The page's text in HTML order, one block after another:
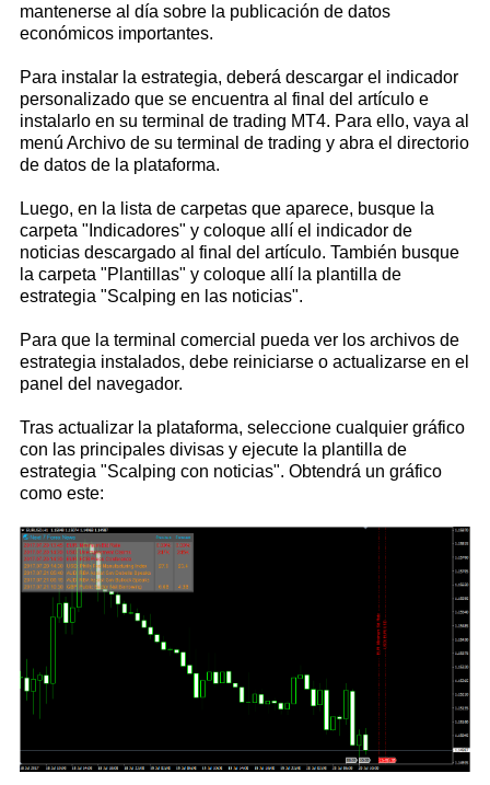
mantenerse al día sobre la publicación de datos
económicos importantes.
Para instalar la estrategia, deberá descargar el indicador
personalizado que se encuentra al final del artículo e
instalarlo en su terminal de trading MT4. Para ello, vaya al
menú Archivo de su terminal de trading y abra el directorio
de datos de la plataforma.
Luego, en la lista de carpetas que aparece, busque la
carpeta "Indicadores" y coloque allí el indicador de
noticias descargado al final del artículo. También busque
la carpeta "Plantillas" y coloque allí la plantilla de
estrategia "Scalping en las noticias".
Para que la terminal comercial pueda ver los archivos de
estrategia instalados, debe reiniciarse o actualizarse en el
panel del navegador.
Tras actualizar la plataforma, seleccione cualquier gráfico
con las principales divisas y ejecute la plantilla de
estrategia "Scalping con noticias". Obtendrá un gráfico
como este: